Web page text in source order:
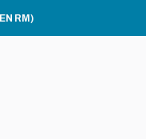
RM)
Kid Kal